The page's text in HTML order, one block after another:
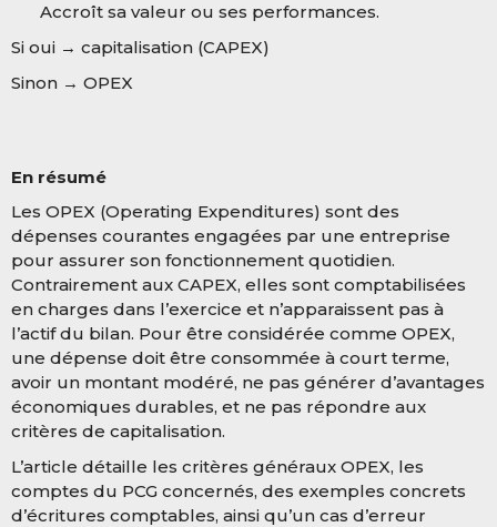
Accroît sa valeur ou ses performances.
Si oui → capitalisation (CAPEX)
Sinon → OPEX
En résumé
Les OPEX (Operating Expenditures) sont des
dépenses courantes engagées par une entreprise
pour assurer son fonctionnement quotidien.
Contrairement aux CAPEX, elles sont comptabilisées
en charges dans l’exercice et n’apparaissent pas à
l’actif du bilan. Pour être considérée comme OPEX,
une dépense doit être consommée à court terme,
avoir un montant modéré, ne pas générer d’avantages
économiques durables, et ne pas répondre aux
critères de capitalisation.
L’article détaille les critères généraux OPEX, les
comptes du PCG concernés, des exemples concrets
d’écritures comptables, ainsi qu’un cas d’erreur